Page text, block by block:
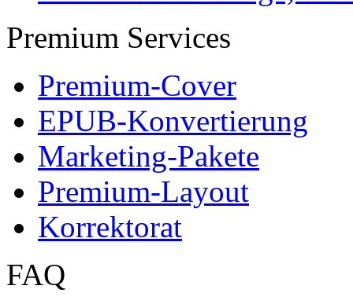
Premium Services
Premium-Cover
EPUB-Konvertierung
Marketing-Pakete
Premium-Layout
Korrektorat
FAQ